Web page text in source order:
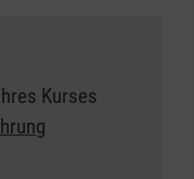
Kurses